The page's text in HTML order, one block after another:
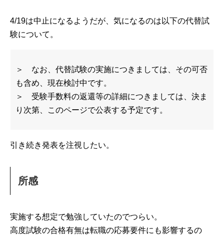
4/19は中止になるようだが、気になるのは以下の代替試
験について。
＞ なお、代替試験の実施につきましては、その可否
も含め、現在検討中です。
＞ 受験手数料の返還等の詳細につきましては、決ま
り次第、このページで公表する予定です。
引き続き発表を注視したい。
所感
実施する想定で勉強していたのでつらい。
高度試験の合格有無は転職の応募要件にも影響するの